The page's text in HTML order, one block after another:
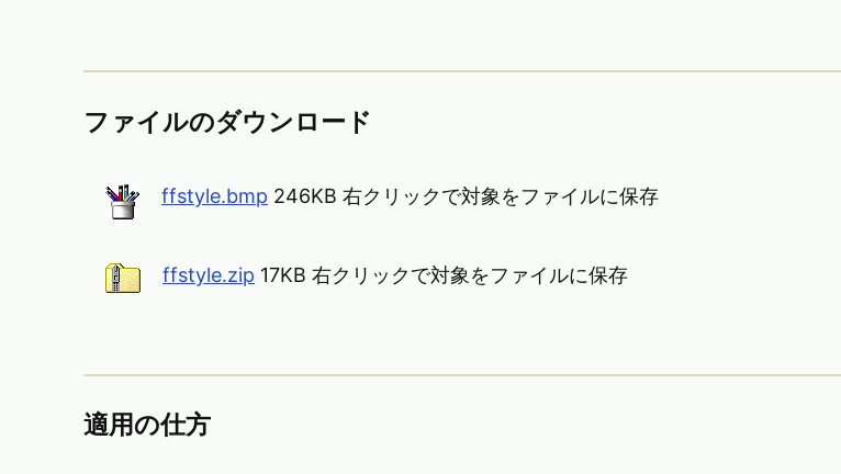
ファイルのダウンロード
ffstyle.bmp 246KB 右クリックで対象をファイルに保存
ffstyle.zip 17KB 右クリックで対象をファイルに保存
適用の仕方